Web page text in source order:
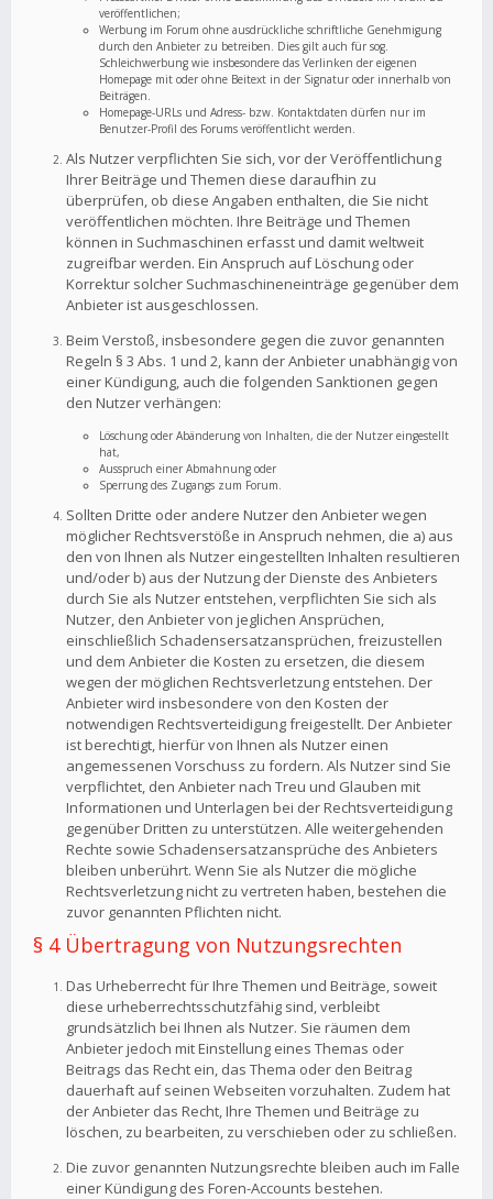
veröffentlichen;
Werbung im Forum ohne ausdrückliche schriftliche Genehmigung
durch den Anbieter zu betreiben. Dies gilt auch für sog.
Schleichwerbung wie insbesondere das Verlinken der eigenen
Homepage mit oder ohne Beitext in der Signatur oder innerhalb von
Beiträgen.
Homepage-URLs und Adress- bzw. Kontaktdaten dürfen nur im
Benutzer-Profil des Forums veröffentlicht werden.
Als Nutzer verpflichten Sie sich, vor der Veröffentlichung
Ihrer Beiträge und Themen diese daraufhin zu
überprüfen, ob diese Angaben enthalten, die Sie nicht
veröffentlichen möchten. Ihre Beiträge und Themen
können in Suchmaschinen erfasst und damit weltweit
zugreifbar werden. Ein Anspruch auf Löschung oder
Korrektur solcher Suchmaschineneinträge gegenüber dem
Anbieter ist ausgeschlossen.
Beim Verstoß, insbesondere gegen die zuvor genannten
Regeln § 3 Abs. 1 und 2, kann der Anbieter unabhängig von
einer Kündigung, auch die folgenden Sanktionen gegen
den Nutzer verhängen:
Löschung oder Abänderung von Inhalten, die der Nutzer eingestellt
hat,
Ausspruch einer Abmahnung oder
Sperrung des Zugangs zum Forum.
Sollten Dritte oder andere Nutzer den Anbieter wegen
möglicher Rechtsverstöße in Anspruch nehmen, die a) aus
den von Ihnen als Nutzer eingestellten Inhalten resultieren
und/oder b) aus der Nutzung der Dienste des Anbieters
durch Sie als Nutzer entstehen, verpflichten Sie sich als
Nutzer, den Anbieter von jeglichen Ansprüchen,
einschließlich Schadensersatzansprüchen, freizustellen
und dem Anbieter die Kosten zu ersetzen, die diesem
wegen der möglichen Rechtsverletzung entstehen. Der
Anbieter wird insbesondere von den Kosten der
notwendigen Rechtsverteidigung freigestellt. Der Anbieter
ist berechtigt, hierfür von Ihnen als Nutzer einen
angemessenen Vorschuss zu fordern. Als Nutzer sind Sie
verpflichtet, den Anbieter nach Treu und Glauben mit
Informationen und Unterlagen bei der Rechtsverteidigung
gegenüber Dritten zu unterstützen. Alle weitergehenden
Rechte sowie Schadensersatzansprüche des Anbieters
bleiben unberührt. Wenn Sie als Nutzer die mögliche
Rechtsverletzung nicht zu vertreten haben, bestehen die
zuvor genannten Pflichten nicht.
§ 4 Übertragung von Nutzungsrechten
Das Urheberrecht für Ihre Themen und Beiträge, soweit
diese urheberrechtsschutzfähig sind, verbleibt
grundsätzlich bei Ihnen als Nutzer. Sie räumen dem
Anbieter jedoch mit Einstellung eines Themas oder
Beitrags das Recht ein, das Thema oder den Beitrag
dauerhaft auf seinen Webseiten vorzuhalten. Zudem hat
der Anbieter das Recht, Ihre Themen und Beiträge zu
löschen, zu bearbeiten, zu verschieben oder zu schließen.
Die zuvor genannten Nutzungsrechte bleiben auch im Falle
einer Kündigung des Foren-Accounts bestehen.